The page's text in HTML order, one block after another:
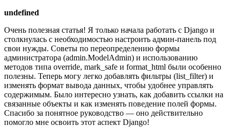
undefined
Очень полезная статья! Я только начала работать с Django и
столкнулась с необходимостью настроить админ-панель под
свои нужды. Советы по переопределению формы
администратора (admin.ModelAdmin) и использованию
методов типа override, mark_safe и format_html были особенно
полезны. Теперь могу легко добавлять фильтры (list_filter) и
изменять формат вывода данных, чтобы удобнее управлять
содержимым. Было интересно узнать, как добавить ссылки на
связанные объекты и как изменять поведение полей формы.
Спасибо за понятное руководство — оно действительно
помогло мне освоить этот аспект Django!